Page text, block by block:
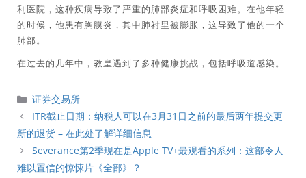
利医院，这种疾病导致了严重的肺部炎症和呼吸困难。在他年轻
的时候，他患有胸膜炎，其中肺衬里被膨胀，这导致了他的一个
肺部。
在过去的几年中，教皇遇到了多种健康挑战，包括呼吸道感染。
分
類
证券交易所
ITR截止日期：纳税人可以在3月31日之前的最后两年提交更
新的退货 – 在此处了解详细信息
Severance第2季现在是Apple TV+最观看的系列：这部令人
难以置信的惊悚片《全部》？